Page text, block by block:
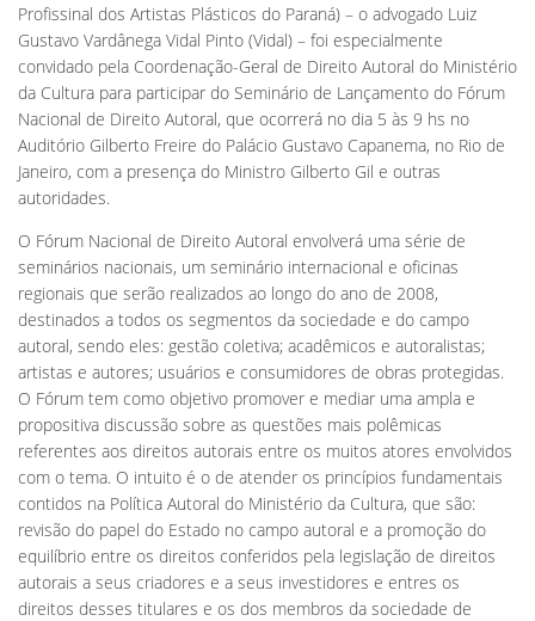
Profissinal dos Artistas Plásticos do Paraná) – o advogado Luiz
Gustavo Vardânega Vidal Pinto (Vidal) – foi especialmente
convidado pela Coordenação-Geral de Direito Autoral do Ministério
da Cultura para participar do Seminário de Lançamento do Fórum
Nacional de Direito Autoral, que ocorrerá no dia 5 às 9 hs no
Auditório Gilberto Freire do Palácio Gustavo Capanema, no Rio de
Janeiro, com a presença do Ministro Gilberto Gil e outras
autoridades.
O Fórum Nacional de Direito Autoral envolverá uma série de
seminários nacionais, um seminário internacional e oficinas
regionais que serão realizados ao longo do ano de 2008,
destinados a todos os segmentos da sociedade e do campo
autoral, sendo eles: gestão coletiva; acadêmicos e autoralistas;
artistas e autores; usuários e consumidores de obras protegidas.
O Fórum tem como objetivo promover e mediar uma ampla e
propositiva discussão sobre as questões mais polêmicas
referentes aos direitos autorais entre os muitos atores envolvidos
com o tema. O intuito é o de atender os princípios fundamentais
contidos na Política Autoral do Ministério da Cultura, que são:
revisão do papel do Estado no campo autoral e a promoção do
equilíbrio entre os direitos conferidos pela legislação de direitos
autorais a seus criadores e a seus investidores e entres os
direitos desses titulares e os dos membros da sociedade de